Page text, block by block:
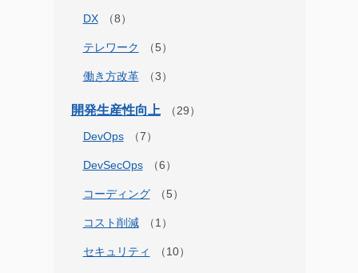
DX
テレワーク
働き方改革
開発生産性向上
DevOps
DevSecOps
コーディング
コスト削減
セキュリティ